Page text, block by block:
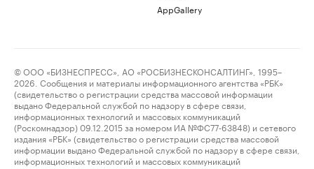
AppGallery
© ООО «БИЗНЕСПРЕСС», АО «РОСБИЗНЕСКОНСАЛТИНГ», 1995–
2026. Сообщения и материалы информационного агентства «РБК»
(свидетельство о регистрации средства массовой информации
выдано Федеральной службой по надзору в сфере связи,
информационных технологий и массовых коммуникаций
(Роскомнадзор) 09.12.2015 за номером ИА №ФС77-63848) и сетевого
издания «РБК» (свидетельство о регистрации средства массовой
информации выдано Федеральной службой по надзору в сфере связи,
информационных технологий и массовых коммуникаций